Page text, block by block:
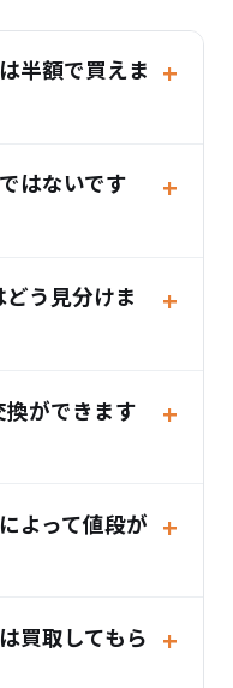
半額で買えま
はないです
う見分けま
ができます
よって値段が
買取してもら